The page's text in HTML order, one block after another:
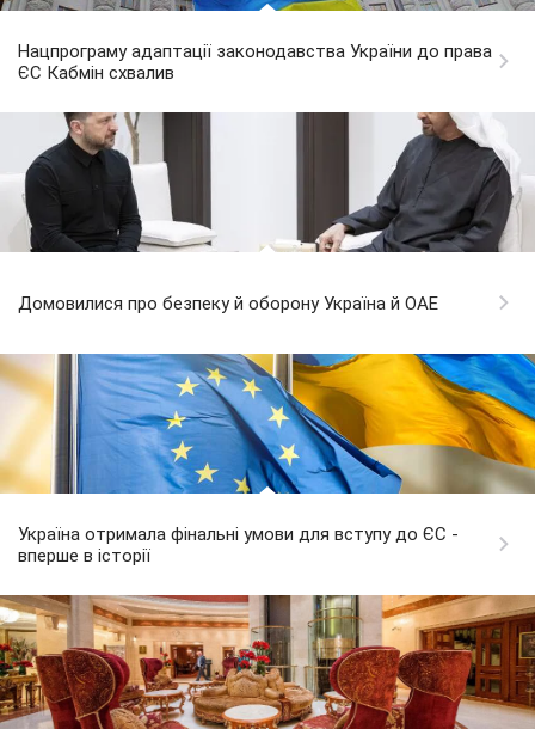
Нацпрограму адаптації законодавства України до права
ЄС Кабмін схвалив
Домовилися про безпеку й оборону Україна й ОАЕ
Україна отримала фінальні умови для вступу до ЄС -
вперше в історії